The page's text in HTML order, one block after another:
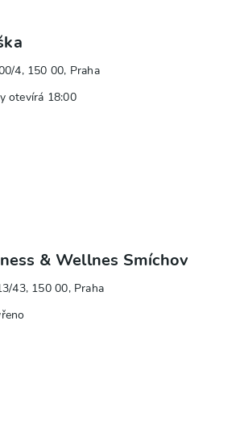
4, 150 00, Praha
otevírá 18:00
& Wellnes Smíchov
43, 150 00, Praha